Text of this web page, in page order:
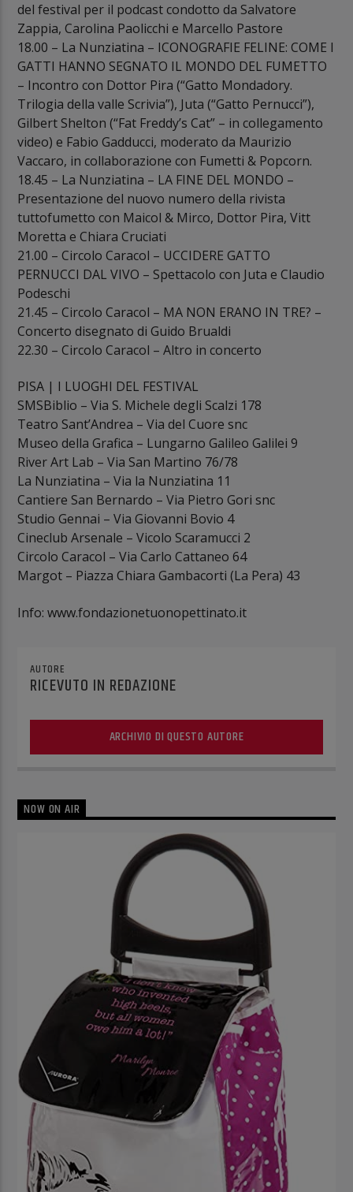
del festival per il podcast condotto da Salvatore
Zappia, Carolina Paolicchi e Marcello Pastore
18.00 – La Nunziatina – ICONOGRAFIE FELINE: COME I
GATTI HANNO SEGNATO IL MONDO DEL FUMETTO
– Incontro con Dottor Pira (“Gatto Mondadory.
Trilogia della valle Scrivia”), Juta (“Gatto Pernucci”),
Gilbert Shelton (“Fat Freddy’s Cat” – in collegamento
video) e Fabio Gadducci, moderato da Maurizio
Vaccaro, in collaborazione con Fumetti & Popcorn.
18.45 – La Nunziatina – LA FINE DEL MONDO –
Presentazione del nuovo numero della rivista
tuttofumetto con Maicol & Mirco, Dottor Pira, Vitt
Moretta e Chiara Cruciati
21.00 – Circolo Caracol – UCCIDERE GATTO
PERNUCCI DAL VIVO – Spettacolo con Juta e Claudio
Podeschi
21.45 – Circolo Caracol – MA NON ERANO IN TRE? –
Concerto disegnato di Guido Brualdi
22.30 – Circolo Caracol – Altro in concerto
PISA | I LUOGHI DEL FESTIVAL
SMSBiblio – Via S. Michele degli Scalzi 178
Teatro Sant’Andrea – Via del Cuore snc
Museo della Grafica – Lungarno Galileo Galilei 9
River Art Lab – Via San Martino 76/78
La Nunziatina – Via la Nunziatina 11
Cantiere San Bernardo – Via Pietro Gori snc
Studio Gennai – Via Giovanni Bovio 4
Cineclub Arsenale – Vicolo Scaramucci 2
Circolo Caracol – Via Carlo Cattaneo 64
Margot – Piazza Chiara Gambacorti (La Pera) 43
Info: www.fondazionetuonopettinato.it
AUTORE
RICEVUTO IN REDAZIONE
ARCHIVIO DI QUESTO AUTORE
NOW ON AIR